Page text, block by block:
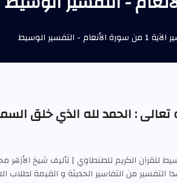
الأنعام - التفسير الوسيط
: الحمد لله الذي خلق
للقرآن الكريم للطنطاوي | تأليف شيخ
: ويعتبر هذا التفسير من التفاسير الحديثة و القيمة